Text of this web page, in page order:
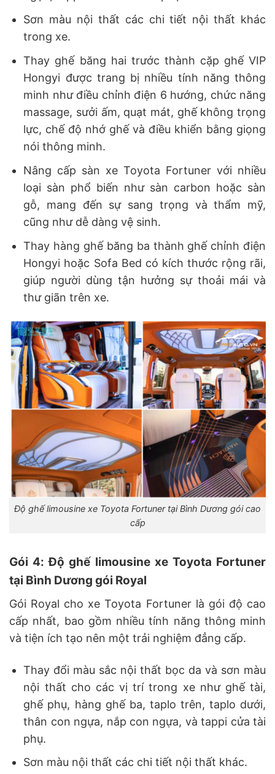
Sơn màu nội thất các chi tiết nội thất khác
trong xe.
Thay ghế băng hai trước thành cặp ghế VIP
Hongyi được trang bị nhiều tính năng thông
minh như điều chỉnh điện 6 hướng, chức năng
massage, sưởi ấm, quạt mát, ghế không trọng
lực, chế độ nhớ ghế và điều khiển bằng giọng
nói thông minh.
Nâng cấp sàn xe Toyota Fortuner với nhiều
loại sàn phổ biến như sàn carbon hoặc sàn
gỗ, mang đến sự sang trọng và thẩm mỹ,
cũng như dễ dàng vệ sinh.
Thay hàng ghế băng ba thành ghế chỉnh điện
Hongyi hoặc Sofa Bed có kích thước rộng rãi,
giúp người dùng tận hưởng sự thoải mái và
thư giãn trên xe.
Độ ghế limousine xe Toyota Fortuner tại Bình Dương gói cao
cấp
Gói 4: Độ ghế limousine xe Toyota Fortuner
tại Bình Dương gói Royal
Gói Royal cho xe Toyota Fortuner là gói độ cao
cấp nhất, bao gồm nhiều tính năng thông minh
và tiện ích tạo nên một trải nghiệm đẳng cấp.
Thay đổi màu sắc nội thất bọc da và sơn màu
nội thất cho các vị trí trong xe như ghế tài,
ghế phụ, hàng ghế ba, taplo trên, taplo dưới,
thân con ngựa, nắp con ngựa, và tappi cửa tài
phụ.
Sơn màu nội thất các chi tiết nội thất khác.